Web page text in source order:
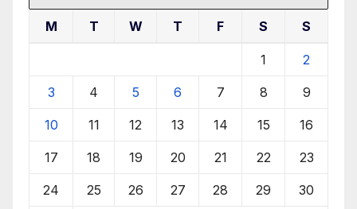
M T W T F S S
1 2
3 4 5 6 7 8 9
10 11 12 13 14 15 16
17 18 19 20 21 22 23
24 25 26 27 28 29 30